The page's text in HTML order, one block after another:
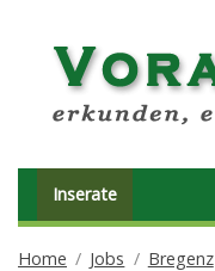
Inserate
Home Jobs Bregenz